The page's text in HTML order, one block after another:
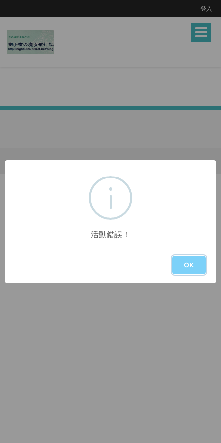
登入
Toggle
活動錯誤！
OK